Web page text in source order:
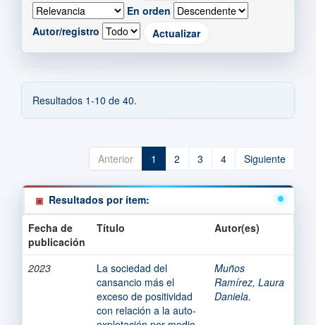
En orden
Autor/registro
Resultados 1-10 de 40.
Anterior 1 2 3 4 Siguiente
Resultados por ítem:
Fecha de
publicación
Título Autor(es)
2023
La sociedad del
cansancio más el
exceso de positividad
con relación a la auto-
Muños
Ramírez, Laura
Daniela.